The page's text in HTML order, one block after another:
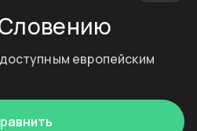
европейским